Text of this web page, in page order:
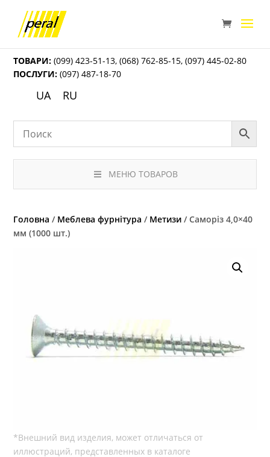
ТОВАРИ: (099) 423-51-13,(068) 762-85-15,(097) 445-02-80
ПОСЛУГИ: (097) 487-18-70
UA RU
МЕНЮ ТОВАРОВ
Головна / Меблева фурнітура / Метизи / Саморіз 4,0×40
мм (1000 шт.)